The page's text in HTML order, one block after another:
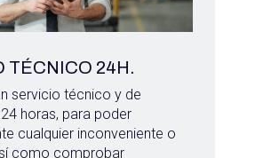
TÉCNICO 24H.
servicio técnico y de
horas, para poder
cualquier inconveniente o
como comprobar